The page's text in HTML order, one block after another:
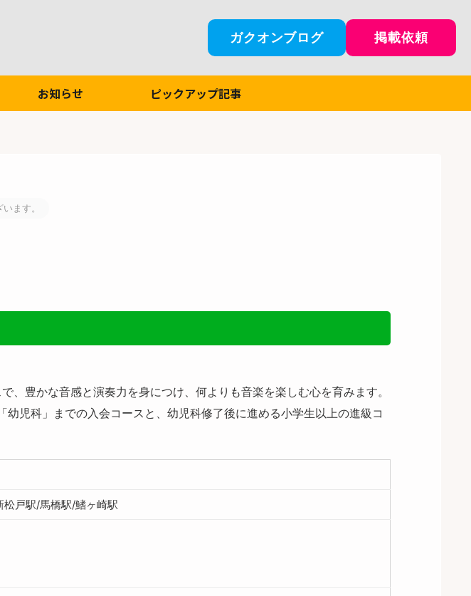
ガクオンブログ 掲載依頼
お知らせ ピックアップ記事
ます。
豊かな音感と演奏力を身につけ、何よりも音楽を楽しむ心を育みます。
児科」までの入会コースと、幼児科修了後に進める小学生以上の進級コ
戸駅/馬橋駅/鰭ヶ崎駅